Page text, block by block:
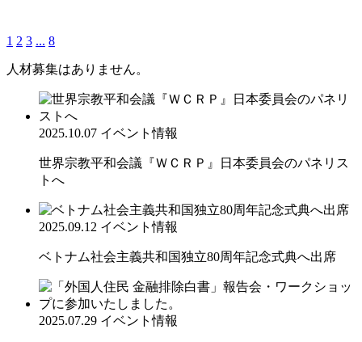
1 2 3 ... 8
人材募集はありません。
2025.10.07 イベント情報
世界宗教平和会議『ＷＣＲＰ』日本委員会のパネリス
トへ
2025.09.12 イベント情報
ベトナム社会主義共和国独立80周年記念式典へ出席
2025.07.29 イベント情報